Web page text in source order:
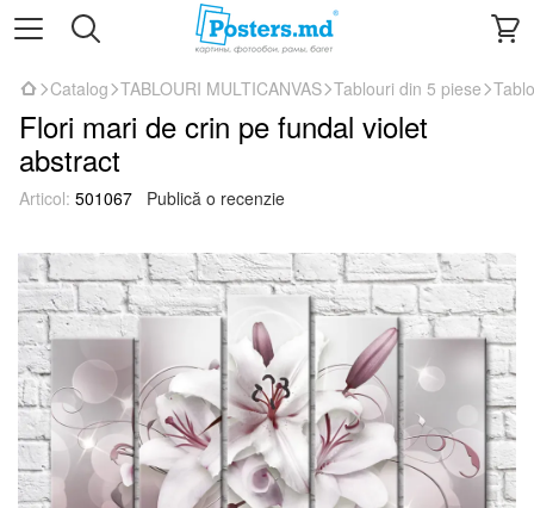
Catalog TABLOURI MULTICANVAS Tablouri din 5 piese
Flori mari de crin pe fundal violet
abstract
Articol: 501067 Publică o recenzie